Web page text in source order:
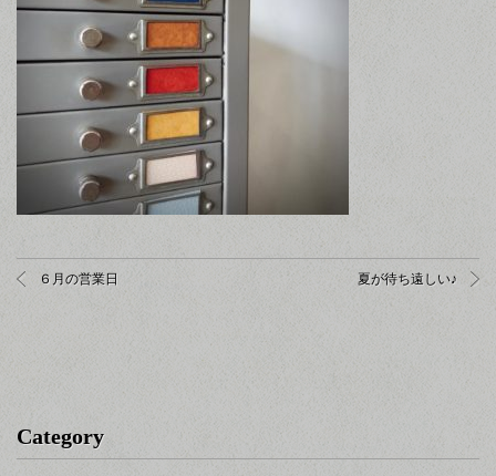
６月の営業日 夏が待ち遠しい♪
Category